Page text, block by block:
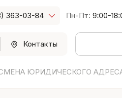
363-03-84 Пн-Пт: 9:00-
Контакты
ЮРИДИЧЕСКОГО